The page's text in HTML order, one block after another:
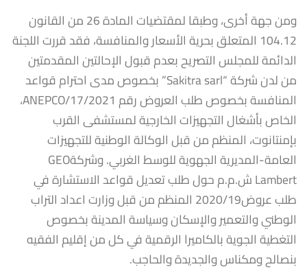
ومن جهة أخرى، وطبقا لمقتضيات المادة 26 من القانون
104.12 المتعلق بحرية الأسعار والمنافسة، فقد قررت اللجنة
الدائمة للمجلس التصريح بعدم قبول الإحالتين المقدمتين
من لدن شركة “Sakitra sarl” بخصوص مدى احترام قواعد
المنافسة بخصوص طلب العروض رقم 17/2021/ANEPCO،
الخاص بأشغال التجهيزات الخارجية لمستشفى القرب
بإمنتانوت، المنظم من قبل الوكالة الوطنية للتجهيزات
العامة-المديرية الجهوية للوسط الغربي. وشركةGEO
Lambert ش.م.م حول طلب تعديل قواعد الاستشارة في
طلب عروض2020/19 المنظم من قبل وزارت اعداد التراب
الوطني والتعمير والإسكان وسياسة المدينة بخصوص
التغطية الجوية بالكاميرا الرقمية في كل من إقليم الفقيه
بنصالح ومكناس والجديدة والحاجب.